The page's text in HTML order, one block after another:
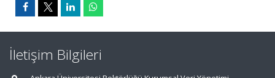
İletişim Bilgileri